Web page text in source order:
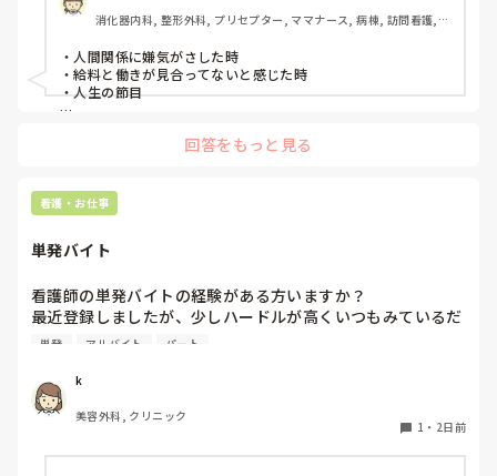
消化器内科, 整形外科, プリセプター, ママナース, 病棟, 訪問看護,
・人間関係に嫌気がさした時
・給料と働きが見合ってないと感じた時
・人生の節目
回答をもっと見る
看護・お仕事
単発バイト
看護師の単発バイトの経験がある方いますか？
最近登録しましたが、少しハードルが高くいつもみているだ
けです。
ような雰囲気なのか知りたいです。
単発 アルバイト パート
k
美容外科, クリニック
1 ・ 2日前